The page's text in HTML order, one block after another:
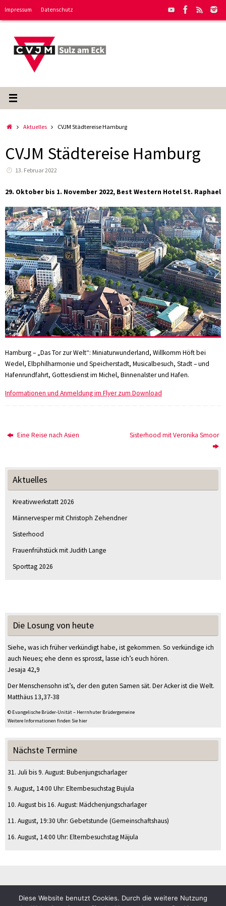
Impressum Datenschutz
StartAktuelles CVJM Städtereise Hamburg
CVJM Städtereise Hamburg
13. Februar 2022
29. Oktober bis 1. November 2022, Best Western Hotel St. Raphael
Hamburg – „Das Tor zur Welt“: Miniaturwunderland, Willkomm Höft bei
Wedel, Elbphilharmonie und Speicherstadt, Musicalbesuch, Stadt – und
Hafenrundfahrt, Gottesdienst im Michel, Binnenalster und Hafen.
Informationen und Anmeldung im Flyer zum Download
Eine Reise nach Asien Sisterhood mit Veronika Smoor
Aktuelles
Kreativwerkstatt 2026
Männervesper mit Christoph Zehendner
Sisterhood
Frauenfrühstück mit Judith Lange
Sporttag 2026
Die Losung von heute
Siehe, was ich früher verkündigt habe, ist gekommen. So verkündige ich
auch Neues; ehe denn es sprosst, lasse ich’s euch hören.
Jesaja 42,9
Der Menschensohn ist’s, der den guten Samen sät. Der Acker ist die Welt.
Matthäus 13,37-38
© Evangelische Brüder-Unität – Herrnhuter Brüdergemeine
Weitere Informationen finden Sie hier
Nächste Termine
31. Juli bis9. August: Bubenjungscharlager
9. August, 14:00 Uhr: Elternbesuchstag Bujula
10. Augustbis16. August: Mädchenjungscharlager
11. August, 19:30 Uhr: Gebetstunde (Gemeinschaftshaus)
16. August, 14:00 Uhr: Elternbesuchstag Mäjula
© CVJM Sulz am Eck e.V.
Diese Website benutzt Cookies. Durch die weitere Nutzung